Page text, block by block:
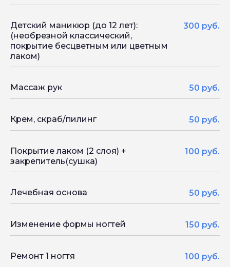
Детский маникюр (до 12 лет):
(необрезной классический,
покрытие бесцветным или цветным
лаком)
300 руб.
Массаж рук 50 руб.
Крем, скраб/пилинг 50 руб.
Покрытие лаком (2 слоя) +
закрепитель(сушка)
100 руб.
Лечебная основа 50 руб.
Изменение формы ногтей 150 руб.
Ремонт 1 ногтя 100 руб.